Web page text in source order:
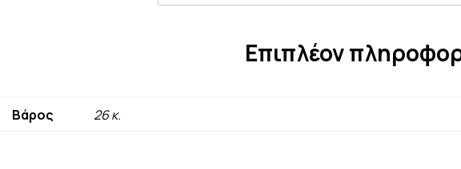
Επιπλέον
Βάρος 26 κ.